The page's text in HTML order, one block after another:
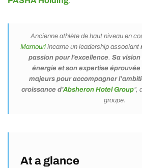
Ancienne athlète de haut niveau en
Mamouri incarne un leadership associant
passion pour l’excellence. Sa
énergie et son expertise
majeurs pour accompagner
croissance d’Absheron Hotel Group”,
groupe.
At a glance